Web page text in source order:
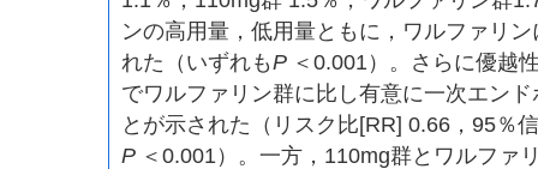
ンの高用量，低用量ともに，ワルファリ
れた（いずれもP ＜0.001）。さらに優越
でワルファリン群に比し有意に一次エン
とが示された（リスク比[RR] 0.66，95％
P ＜0.001）。一方，110mg群とワルファ